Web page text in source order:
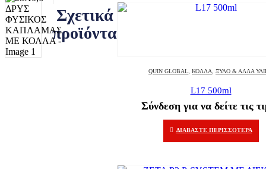
Σχετικά
προϊόντα
QUIN GLOBAL, ΚΌΛΛΑ, ΞΎΛΟ & ΆΛΛΑ
L17 500ml
Σύνδεση για να δείτε τις
ΔΙΑΒΆΣΤΕ ΠΕΡΙΣΣΌΤΕΡΑ